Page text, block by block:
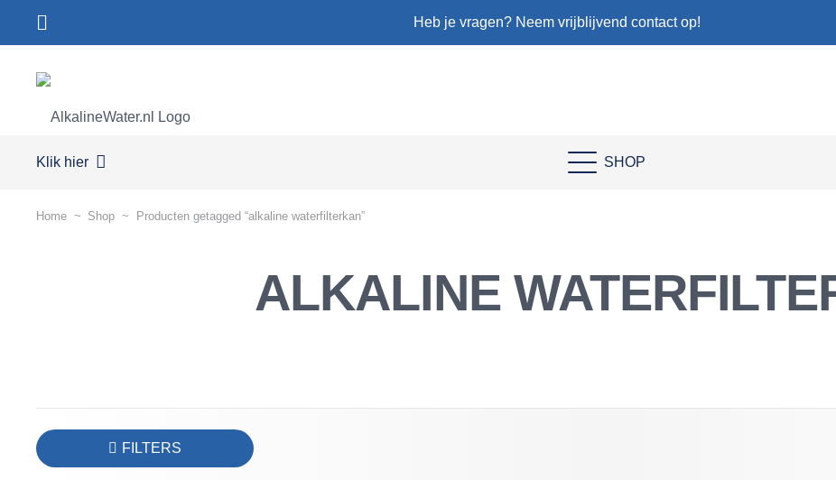
Heb je vragen? Neem vrijblijvend contact op!
Klik hier SHOP
Home ~ Shop ~ Producten getagged “alkaline waterfilterkan”
ALKALINE
FILTERS